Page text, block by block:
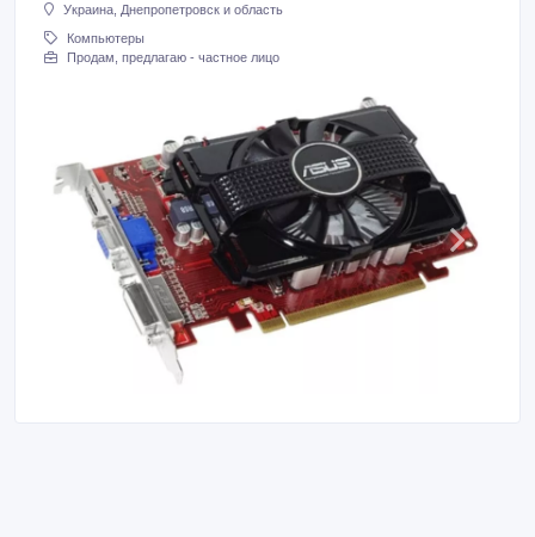
Украина, Днепропетровск и область
Компьютеры
Продам, предлагаю - частное лицо